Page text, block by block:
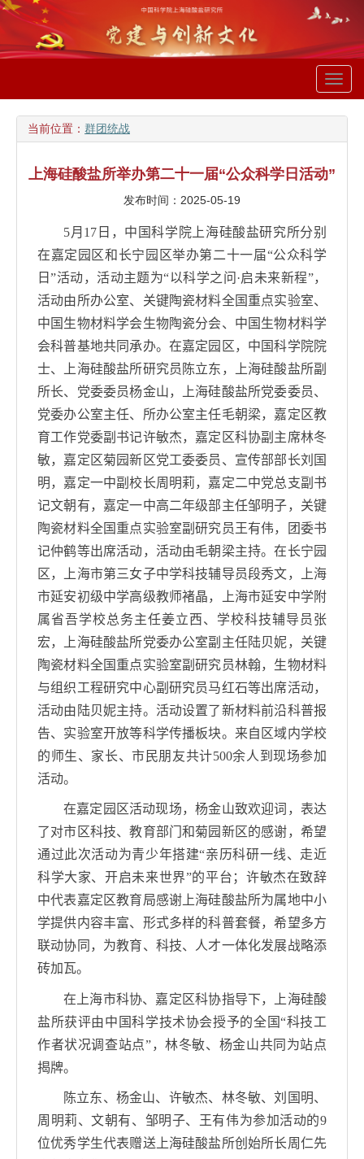
当前位置： 群团统战
上海硅酸盐所举办第二十一届“公众科学日活动”
发布时间：2025-05-19
5月 17 日，中国科学院上海硅酸盐研究所分别
在嘉定园区和长宁园区举办第二十一届“公众科学
日”活动，活动主题为“以科学之问 ·启未来新程”，
活动由所办公室、关键陶瓷材料全国重点实验室、
中国生物材料学会生物陶瓷分会、中国生物材料学
会科普基地共同承办。在嘉定园区，中国科学院院
士、上海硅酸盐所研究员陈立东，上海硅酸盐所副
所长、党委委员杨金山，上海硅酸盐所党委委员、
党委办公室主任、所办公室主任毛朝梁，嘉定区教
育工作党委副书记许敏杰，嘉定区科协副主席林冬
敏，嘉定区菊园新区党工委委员、宣传部部长刘国
明，嘉定一中副校长周明莉，嘉定二中党总支副书
记文朝有，嘉定一中高二年级部主任邹明子，关键
陶瓷材料全国重点实验室副研究员王有伟，团委书
记仲鹤等出席活动，活动由毛朝梁主持。在长宁园
区，上海市第三女子中学科技辅导员段秀文，上海
市延安初级中学高级教师褚晶，上海市延安中学附
属省吾学校总务主任姜立西、学校科技辅导员张
宏，上海硅酸盐所党委办公室副主任陆贝妮，关键
陶瓷材料全国重点实验室副研究员林翰，生物材料
与组织工程研究中心副研究员马红石等出席活动，
活动由陆贝妮主持。活动设置了新材料前沿科普报
告、实验室开放等科学传播板块。来自区域内学校
的师生、家长、市民朋友共计500余人到现场参加
活动。
在嘉定园区活动现场，杨金山致欢迎词，表达
了对市区科技、教育部门和菊园新区的感谢，希望
通过此次活动为青少年搭建“亲历科研一线、走近
科学大家、开启未来世界”的平台；许敏杰在致辞
中代表嘉定区教育局感谢上海硅酸盐所为属地中小
学提供内容丰富、形式多样的科普套餐，希望多方
联动协同，为教育、科技、人才一体化发展战略添
砖加瓦。
在上海市科协、嘉定区科协指导下，上海硅酸
盐所获评由中国科学技术协会授予的全国“科技工
作者状况调查站点”，林冬敏、杨金山共同为站点
揭牌。
陈立东、杨金山、许敏杰、林冬敏、刘国明、
周明莉、文朝有、邹明子、王有伟为参加活动的9
位优秀学生代表赠送上海硅酸盐所创始所长周仁先